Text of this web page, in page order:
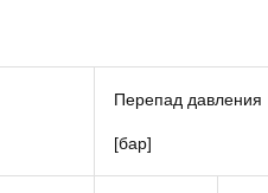
Перепад давления
[бар]